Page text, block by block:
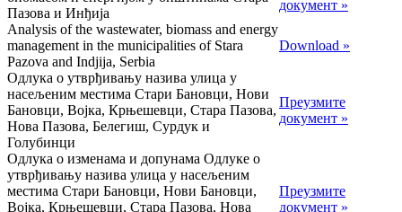
Пазова и Инђија
документ »
Analysis of the wastewater, biomass and energy
management in the municipalities of Stara
Pazova and Indjija, Serbia
Download »
Одлука о утврђивању назива улица у
насељеним местима Стари Бановци, Нови
Бановци, Војка, Крњешевци, Стара Пазова,
Нова Пазова, Белегиш, Сурдук и
Голубинци
Преузмите
документ »
Одлука о изменама и допунама Одлуке о
утврђивању назива улица у насељеним
местима Стари Бановци, Нови Бановци,
Војка, Крњешевци, Стара Пазова, Нова
Преузмите
документ »